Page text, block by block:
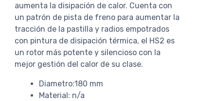
aumenta la disipación de calor. Cuenta con
un patrón de pista de freno para aumentar la
tracción de la pastilla y radios empotrados
con pintura de disipación térmica, el HS2 es
un rotor más potente y silencioso con la
mejor gestión del calor de su clase.
Diametro:180 mm
Material: n/a